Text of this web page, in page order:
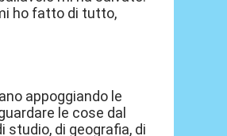
ho fatto di tutto,
appoggiando le
le cose dal
di geografia, di